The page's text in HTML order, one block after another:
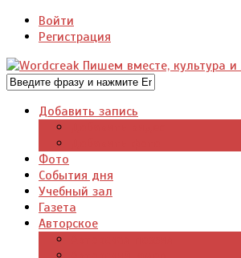
Войти
Регистрация
Добавить запись
Фото
События дня
Учебный зал
Газета
Авторское